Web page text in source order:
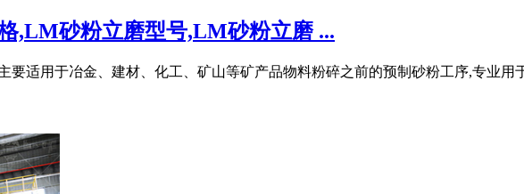
,LM砂粉立磨型号,LM砂粉立磨 ...
要适用于冶金、建材、化工、矿山等矿产品物料粉碎之前的预制砂粉工序,专业